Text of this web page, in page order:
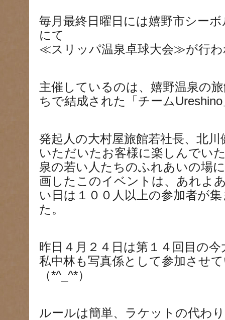
毎月最終日曜日には嬉野市シー
にて
≪スリッパ温泉卓球大会≫が行わ
主催しているのは、嬉野温泉の
ちで結成された「チーム
発起人の大村屋旅館若社長、北
いただいたお客様に楽しんでい
泉の若い人たちのふれあいの場
画したこのイベントは、あれよ
い日は１００人以上の参加者が
た。
昨日４月２４日は第１４回目の今
私中林も写真係として参加させ
（*^_^*）
ルールは簡単、ラケットの代わ